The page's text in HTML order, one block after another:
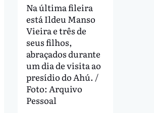
Na última fileira
está Ildeu Manso
Vieira e três de
seus filhos,
abraçados durante
um dia de visita ao
presídio do Ahú. /
Foto: Arquivo
Pessoal